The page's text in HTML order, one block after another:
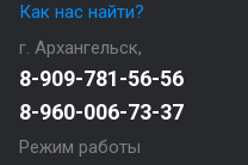
Как нас найти?
г. Архангельск,
8-909-781-56-56
8-960-006-73-37
Режим работы